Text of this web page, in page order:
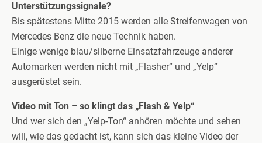
Unterstützungssignale?
Bis spätestens Mitte 2015 werden alle Streifenwagen von
Mercedes Benz die neue Technik haben.
Einige wenige blau/silberne Einsatzfahrzeuge anderer
Automarken werden nicht mit „Flasher“ und „Yelp“
ausgerüstet sein.
Video mit Ton – so klingt das „Flash & Yelp“
Und wer sich den „Yelp-Ton“ anhören möchte und sehen
will, wie das gedacht ist, kann sich das kleine Video der